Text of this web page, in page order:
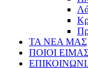
ΤΑ ΝΕΑ ΜΑΣ
ΠΟΙΟΙ